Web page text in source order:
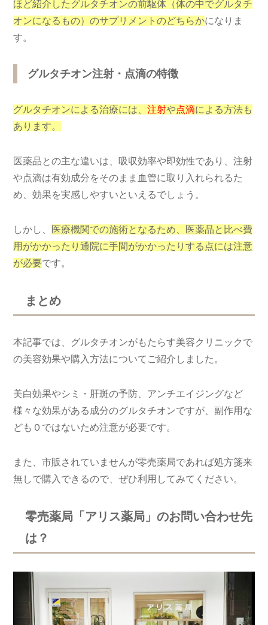
ほど紹介したグルタチオンの前駆体（体の中でグルタチ
オンになるもの）のサプリメントのどちらかになりま
す。
グルタチオン注射・点滴の特徴
グルタチオンによる治療には、注射や点滴による方法も
あります。
医薬品との主な違いは、吸収効率や即効性であり、注射
や点滴は有効成分をそのまま血管に取り入れられるた
め、効果を実感しやすいといえるでしょう。
しかし、 医療機関での施術となるため、医薬品と比べ費
用がかかったり通院に手間がかかったりする点には注意
が必要です。
まとめ
本記事では、グルタチオンがもたらす美容クリニックで
の美容効果や購入方法についてご紹介しました。
美白効果やシミ・肝斑の予防、アンチエイジングなど
様々な効果がある成分のグルタチオンですが、副作用な
ども０ではないため注意が必要です。
また、市販されていませんが零売薬局であれば処方箋来
無しで購入できるので、ぜひ利用してみてください。
零売薬局「アリス薬局」のお問い合わせ先
は？